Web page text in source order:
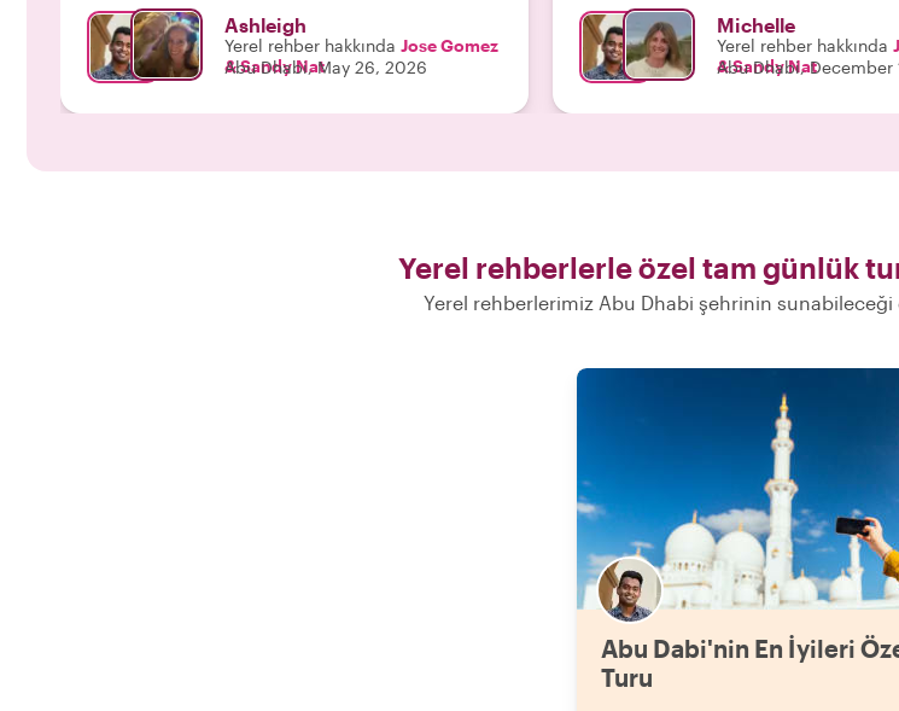
tanıştığım için minnettarım!"
Ashleigh
Yerel rehber hakkında Jose Gomez
& Sandy Nat
Abu Dhabi, May 26, 2026
Michelle
Yerel rehber hakkında
& Sandy Nat
Abu Dhabi, December
Yerel rehberlerle özel tam günlük
Yerel rehberlerimiz Abu Dhabi şehrinin
Abu Dabi'nin En İyileri
Turu